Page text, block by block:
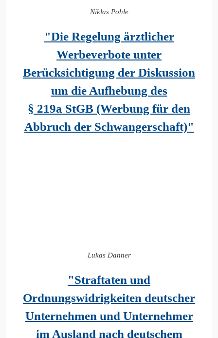
Niklas Pohle
"Die Regelung ärztlicher
Werbeverbote unter
Berücksichtigung der Diskussion
um die Aufhebung des
§ 219a StGB (Werbung für den
Abbruch der Schwangerschaft)"
Lukas Danner
"Straftaten und
Ordnungswidrigkeiten deutscher
Unternehmen und Unternehmer
im Ausland nach deutschem